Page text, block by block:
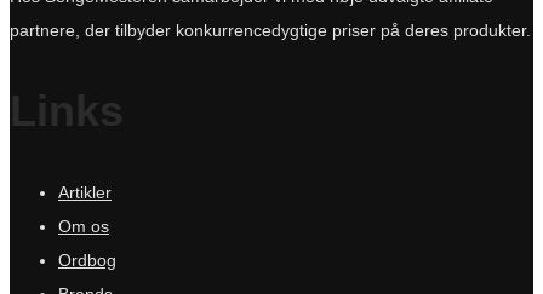
partnere, der tilbyder konkurrencedygtige priser på deres produkter.
Links
Artikler
Om os
Ordbog